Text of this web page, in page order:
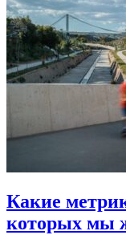
Какие
которых мы